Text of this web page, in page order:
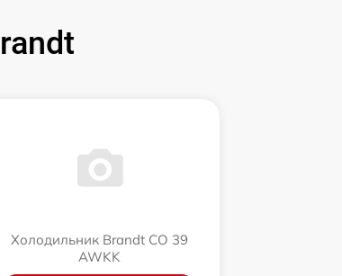
Холодильник Brandt CO 39
AWKK